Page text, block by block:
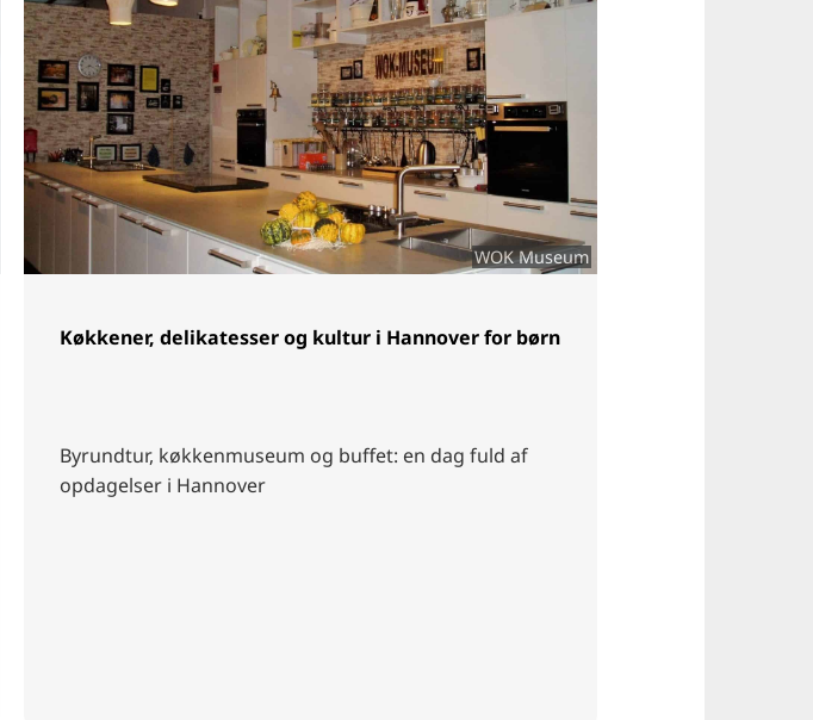
WOK Museum
Køkkener, delikatesser og kultur i Hannover for børn
Byrundtur, køkkenmuseum og buffet: en dag fuld af
opdagelser i Hannover